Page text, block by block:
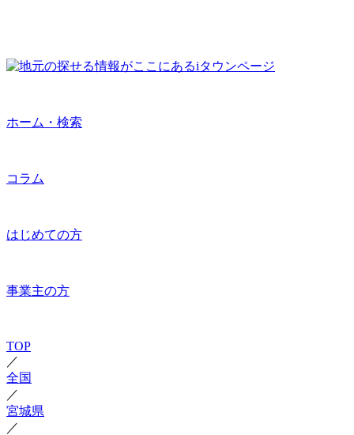
ホーム・検索
コラム
はじめての方
事業主の方
TOP
／
全国
／
宮城県
／